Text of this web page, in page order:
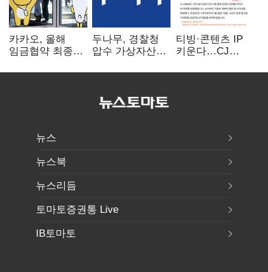
카카오, 올해
임금협약 최종
인상·격려금
두나무, 경찰청
압수 가상자산
커스터디 사업
티빙·콘텐츠 IP
키운다…CJ
글로벌 확장 가속
뉴스
뉴스북
뉴스리듬
토마토증권통 Live
IB토마토